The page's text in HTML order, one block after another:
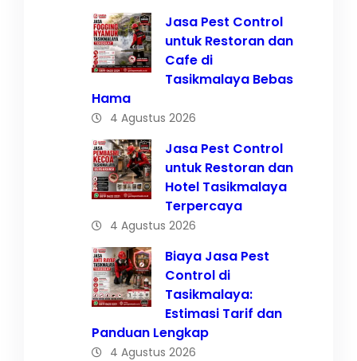
Jasa Pest Control
untuk Restoran dan
Cafe di
Tasikmalaya Bebas
Hama
4 Agustus 2026
Jasa Pest Control
untuk Restoran dan
Hotel Tasikmalaya
Terpercaya
4 Agustus 2026
Biaya Jasa Pest
Control di
Tasikmalaya:
Estimasi Tarif dan
Panduan Lengkap
4 Agustus 2026